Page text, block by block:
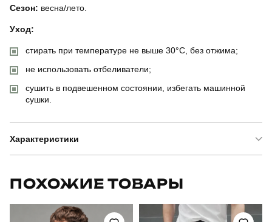
Сезон: весна/лето.
Уход:
стирать при температуре не выше 30°C, без отжима;
не использовать отбеливатели;
сушить в подвешенном состоянии, избегать машинной
сушки.
Характеристики
ПОХОЖИЕ ТОВАРЫ